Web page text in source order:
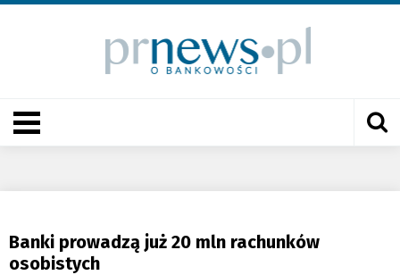
Banki prowadzą już 20 mln rachunków
osobistych